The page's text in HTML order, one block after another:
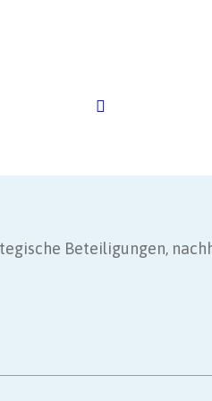
Beteiligungen,